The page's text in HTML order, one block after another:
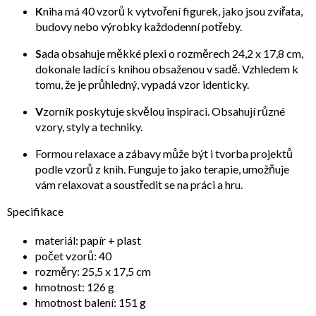
Kniha má 40 vzorů k vytvoření figurek, jako jsou zvířata,
budovy nebo výrobky každodenní potřeby.
Sada obsahuje měkké plexi o rozměrech 24,2 x 17,8 cm,
dokonale ladící s knihou obsaženou v sadě. Vzhledem k
tomu, že je průhledný, vypadá vzor identicky.
Vzorník poskytuje skvělou inspiraci. Obsahují různé
vzory, styly a techniky.
Formou relaxace a zábavy může být i tvorba projektů
podle vzorů z knih. Funguje to jako terapie, umožňuje
vám relaxovat a soustředit se na práci a hru.
Specifikace
materiál: papír + plast
počet vzorů: 40
rozměry: 25,5 x 17,5 cm
hmotnost: 126 g
hmotnost balení: 151 g